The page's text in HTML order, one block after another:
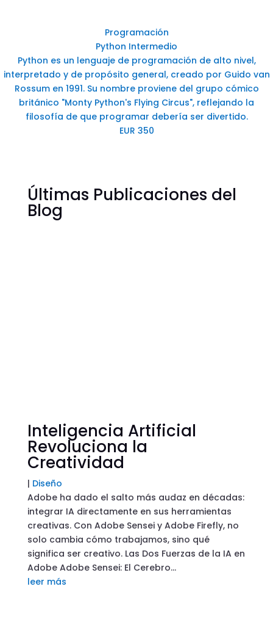
Programación
Python Intermedio
Python es un lenguaje de programación de alto nivel,
interpretado y de propósito general, creado por Guido van
Rossum en 1991. Su nombre proviene del grupo cómico
británico "Monty Python's Flying Circus", reflejando la
filosofía de que programar debería ser divertido.
EUR 350
Últimas Publicaciones del
Blog
Inteligencia Artificial
Revoluciona la
Creatividad
| Diseño
Adobe ha dado el salto más audaz en décadas:
integrar IA directamente en sus herramientas
creativas. Con Adobe Sensei y Adobe Firefly, no
solo cambia cómo trabajamos, sino qué
significa ser creativo. Las Dos Fuerzas de la IA en
Adobe Adobe Sensei: El Cerebro...
leer más